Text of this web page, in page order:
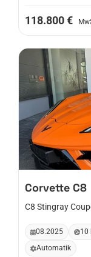
118.800 €
Corvette C8
C8 Stingray
08.2025 10
Automatik